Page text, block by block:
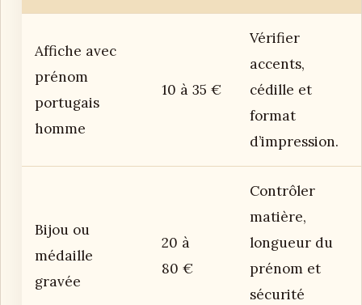
Affiche avec
prénom
portugais
homme
10 à 35 €
Vérifier
accents,
cédille et
format
d’impression.
Bijou ou
médaille
gravée
20 à
80 €
Contrôler
matière,
longueur du
prénom et
sécurité